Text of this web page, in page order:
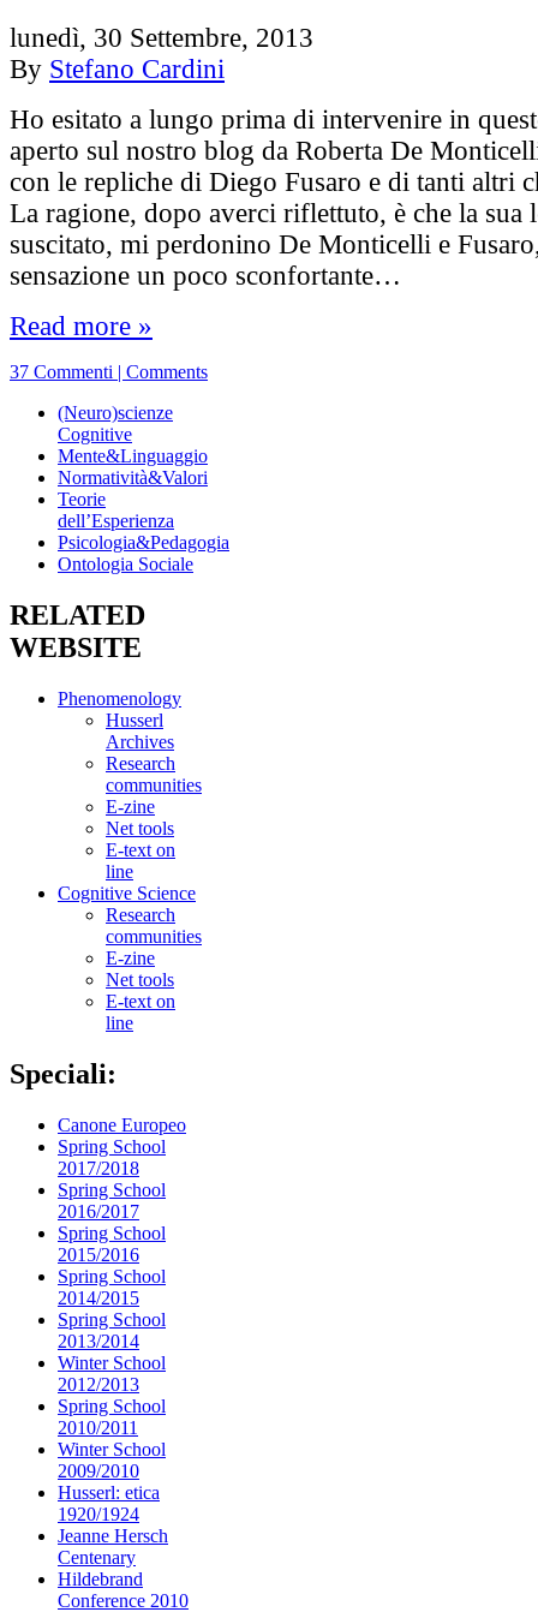
lunedì, 30 Settembre, 2013
By Stefano Cardini
Ho esitato a lungo prima di intervenire in
aperto sul nostro blog da Roberta De
con le repliche di Diego Fusaro e di tanti altri
La ragione, dopo averci riflettuto, è che la sua
suscitato, mi perdonino De Monticelli e
sensazione un poco sconfortante…
Read more »
37 Commenti | Comments
(Neuro)scienze
Cognitive
Mente&Linguaggio
Normatività&Valori
Teorie
dell’Esperienza
Psicologia&Pedagogia
Ontologia Sociale
RELATED
WEBSITE
Phenomenology
Husserl
Archives
Research
communities
E-zine
Net tools
E-text on
line
Cognitive Science
Research
communities
E-zine
Net tools
E-text on
line
Speciali:
Canone Europeo
Spring School
2017/2018
Spring School
2016/2017
Spring School
2015/2016
Spring School
2014/2015
Spring School
2013/2014
Winter School
2012/2013
Spring School
2010/2011
Winter School
2009/2010
Husserl: etica
1920/1924
Jeanne Hersch
Centenary
Hildebrand
Conference 2010